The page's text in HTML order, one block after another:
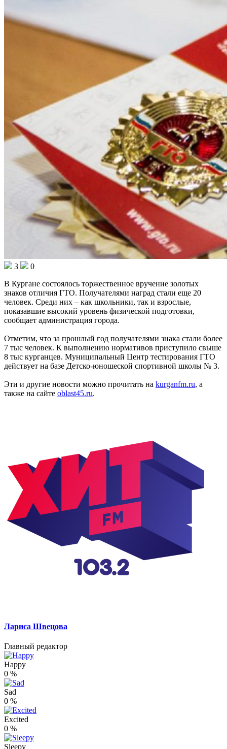
3
0
В Кургане состоялось торжественное вручение золотых
знаков отличия ГТО. Получателями наград стали еще 20
человек. Среди них – как школьники, так и взрослые,
показавшие высокий уровень физической подготовки,
сообщает администрация города.
Отметим, что за прошлый год получателями знака стали более
7 тыс человек. К выполнению нормативов приступило свыше
8 тыс курганцев. Муниципальный Центр тестирования ГТО
действует на базе Детско-юношеской спортивной школы № 3.
Эти и другие новости можно прочитать на kurganfm.ru, а
также на сайте oblast45.ru.
Лариса Швецова
Главный редактор
Happy
0 %
Sad
0 %
Excited
0 %
Sleepy